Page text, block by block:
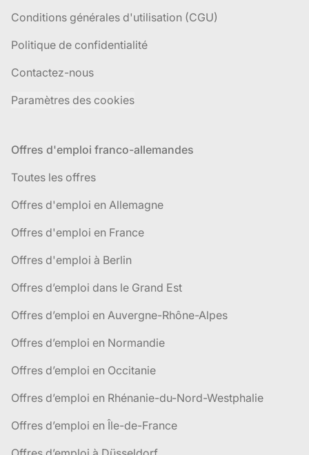
Conditions générales d'utilisation (CGU)
Politique de confidentialité
Contactez-nous
Paramètres des cookies
Offres d'emploi franco-allemandes
Toutes les offres
Offres d'emploi en Allemagne
Offres d'emploi en France
Offres d'emploi à Berlin
Offres d’emploi dans le Grand Est
Offres d’emploi en Auvergne-Rhône-Alpes
Offres d’emploi en Normandie
Offres d’emploi en Occitanie
Offres d’emploi en Rhénanie-du-Nord-Westphalie
Offres d’emploi en Île-de-France